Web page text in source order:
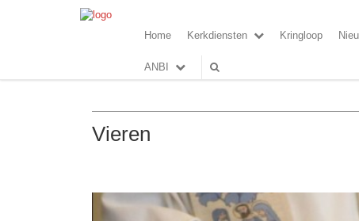
Home Kerkdiensten Kringloop
ANBI
Vieren